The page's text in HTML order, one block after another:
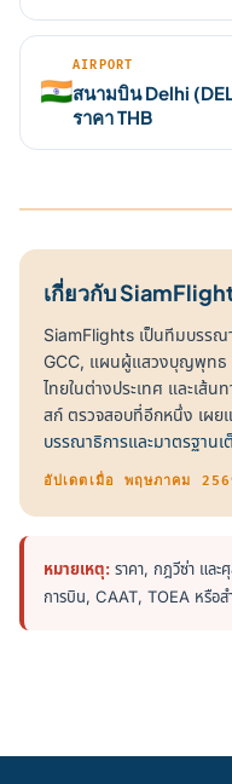
🇮🇳
AIRPORT
สนามบิน Delhi
ราคา THB
เกี่ยวกับ
SiamFlights เป็นทีมบรรณ
GCC, แผนผู้แสวงบุญพุทธ
ไทยในต่างประเทศ และเส้
สก์ ตรวจสอบที่อีกหนึ่ง เผย
บรรณาธิการและมาตรฐานเ
อัปเดตเมื่อ พฤษภาคม
หมายเหตุ: ราคา, กฎวีซ่า แล
การบิน, CAAT, TOEA หรือ